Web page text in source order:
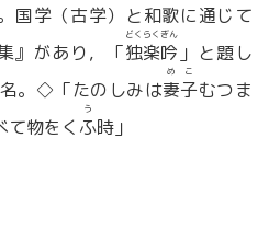
国学（古学）と和歌に通じて
』があり，「独楽吟
どくらくぎん
」と題し
。◇「たのしみは妻子
めこ
むつま
て物をく ふ
う
時」